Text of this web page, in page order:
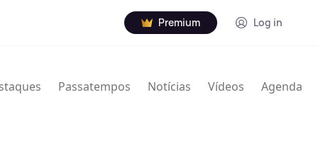
Premium Log in
Passatempos Notícias Vídeos Agenda